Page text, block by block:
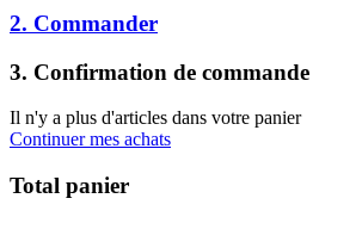
2. Commander
3. Confirmation de commande
Il n'y a plus d'articles dans votre panier
Continuer mes achats
Total panier